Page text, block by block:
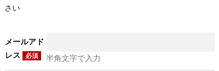
さい
メールアド
レス
必須 半角文字で入力